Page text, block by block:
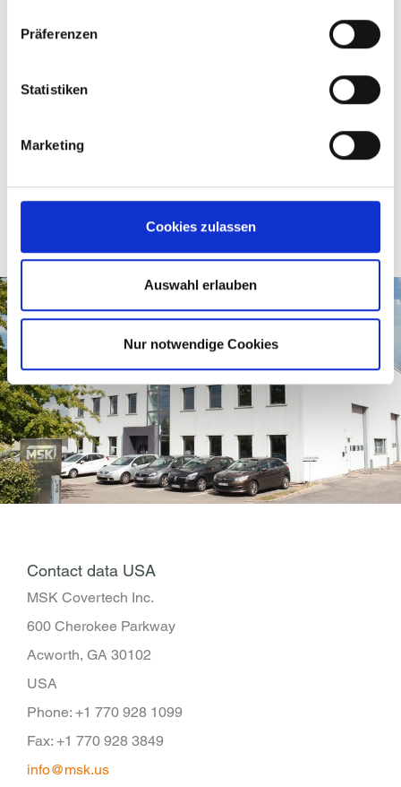
Präferenzen
Statistiken
Marketing
Cookies zulassen
Auswahl erlauben
Nur notwendige Cookies
France
Fax: +33 4 74 08 83 01
info@mskemballage.fr
Contact data USA
MSK Covertech Inc.
600 Cherokee Parkway
Acworth, GA 30102
USA
Phone: +1 770 928 1099
Fax: +1 770 928 3849
info@msk.us